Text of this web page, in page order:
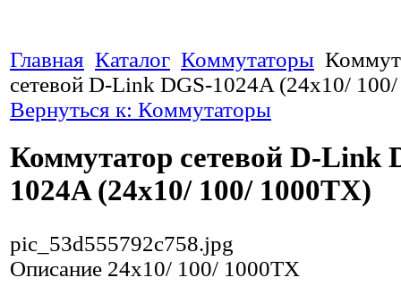
Главная Каталог Коммутаторы
сетевой D-Link DGS-1024A (24x10/
Вернуться к: Коммутаторы
Коммутатор сетевой D-Link
1024A (24x10/ 100/ 1000TX)
pic_53d555792c758.jpg
Описание 24x10/ 100/ 1000TX